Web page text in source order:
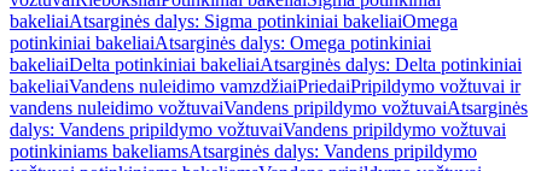
bakeliaiAtsarginės dalys: Sigma potinkiniai bakeliaiOmega
potinkiniai bakeliaiAtsarginės dalys: Omega potinkiniai
bakeliaiDelta potinkiniai bakeliaiAtsarginės dalys: Delta potinkiniai
bakeliaiVandens nuleidimo vamzdžiaiPriedaiPripildymo vožtuvai ir
vandens nuleidimo vožtuvaiVandens pripildymo vožtuvaiAtsarginės
dalys: Vandens pripildymo vožtuvaiVandens pripildymo vožtuvai
potinkiniams bakeliamsAtsarginės dalys: Vandens pripildymo